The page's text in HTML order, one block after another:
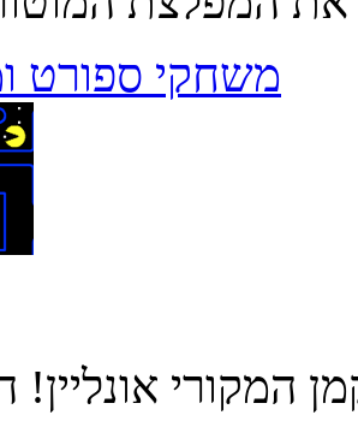
משחקי ספורט